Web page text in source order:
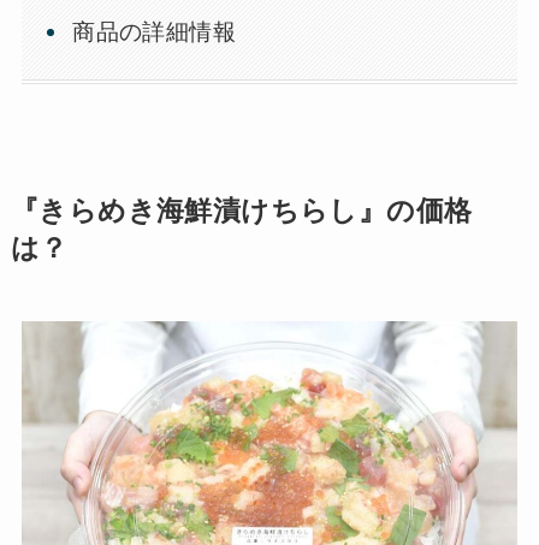
商品の詳細情報
『きらめき海鮮漬けちらし』の価格
は？